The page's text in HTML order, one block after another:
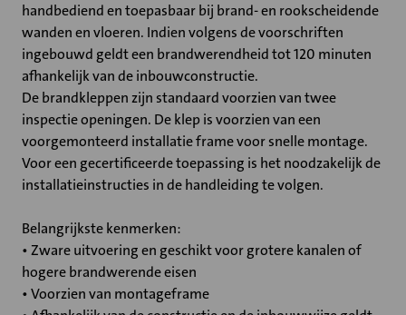
handbediend en toepasbaar bij brand- en rookscheidende
wanden en vloeren. Indien volgens de voorschriften
ingebouwd geldt een brandwerendheid tot 120 minuten
afhankelijk van de inbouwconstructie.
De brandkleppen zijn standaard voorzien van twee
inspectie openingen. De klep is voorzien van een
voorgemonteerd installatie frame voor snelle montage.
Voor een gecertificeerde toepassing is het noodzakelijk de
installatieinstructies in de handleiding te volgen.
Belangrijkste kenmerken:
• Zware uitvoering en geschikt voor grotere kanalen of
hogere brandwerende eisen
• Voorzien van montageframe